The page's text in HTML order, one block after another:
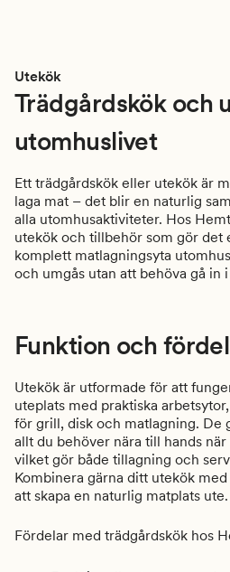
Utekök
Trädgårdskök och
utomhuslivet
Ett trädgårdskök eller utekök är
laga mat – det blir en naturlig
alla utomhusaktiviteter. Hos
utekök och tillbehör som gör det
komplett matlagningsyta
och umgås utan att behöva gå in
Funktion och
Utekök är utformade för att
uteplats med praktiska
för grill, disk och matlagning. De
allt du behöver nära till hands
vilket gör både tillagning och
Kombinera gärna ditt utekök
att skapa en naturlig matplats ute.
Fördelar med trädgårdskök hos